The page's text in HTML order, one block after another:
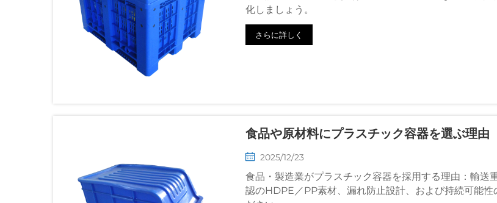
化しましょう。
さらに詳しく
食品や原材料にプラスチック容器を選ぶ理由
2025/12/23
食品・製造業がプラスチック容器を採用する理由：輸
認のHDPE／PP素材、漏れ防止設計、および持続可能